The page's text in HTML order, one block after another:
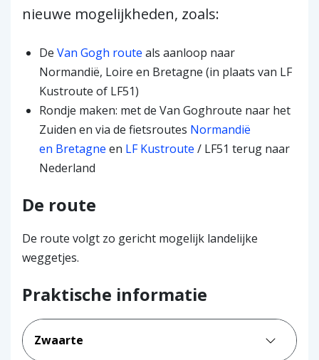
nieuwe mogelijkheden, zoals:
De Van Gogh route als aanloop naar
Normandië, Loire en Bretagne (in plaats van LF
Kustroute of LF51)
Rondje maken: met de Van Goghroute naar het
Zuiden en via de fietsroutes Normandië
en Bretagne en LF Kustroute / LF51 terug naar
Nederland
De route
De route volgt zo gericht mogelijk landelijke
weggetjes.
Praktische informatie
Zwaarte